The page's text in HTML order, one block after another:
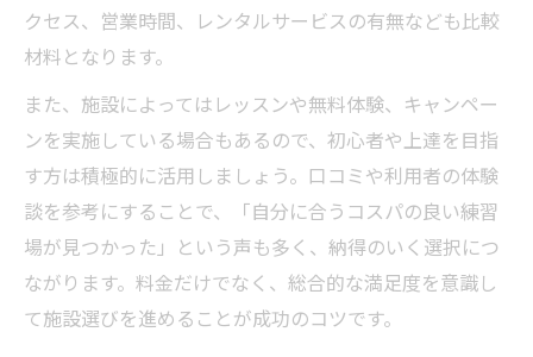
クセス、営業時間、レンタルサービスの有無なども比較
材料となります。
また、施設によってはレッスンや無料体験、キャンペー
ンを実施している場合もあるので、初心者や上達を目指
す方は積極的に活用しましょう。口コミや利用者の体験
談を参考にすることで、「自分に合うコスパの良い練習
場が見つかった」という声も多く、納得のいく選択につ
ながります。料金だけでなく、総合的な満足度を意識し
て施設選びを進めることが成功のコツです。